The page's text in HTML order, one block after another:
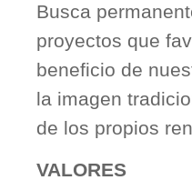
Busca
proyectos que
beneficio de
la imagen
de los propios
VALORES